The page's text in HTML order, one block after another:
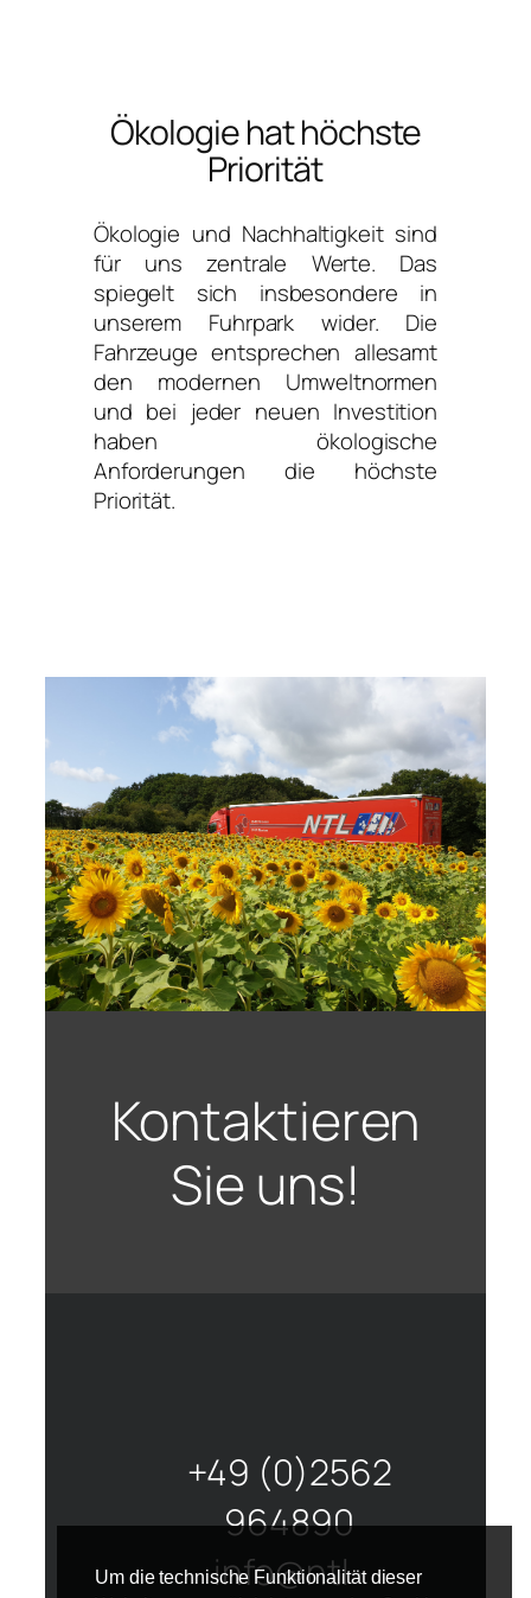
Um die technische Funktionalität dieser
Ökologie hat höchste
Priorität
Ökologie und Nachhaltigkeit sind
für uns zentrale Werte. Das
spiegelt sich insbesondere in
unserem Fuhrpark wider. Die
Fahrzeuge entsprechen allesamt
den modernen Umweltnormen
und bei jeder neuen Investition
haben ökologische
Anforderungen die höchste
Priorität.
Kontaktieren
Sie uns!
+49 (0)2562
964890
info@ntl-